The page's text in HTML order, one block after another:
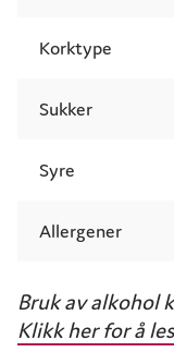
Korktype
Sukker
Syre
Allergener
Bruk av alkohol
Klikk her for å